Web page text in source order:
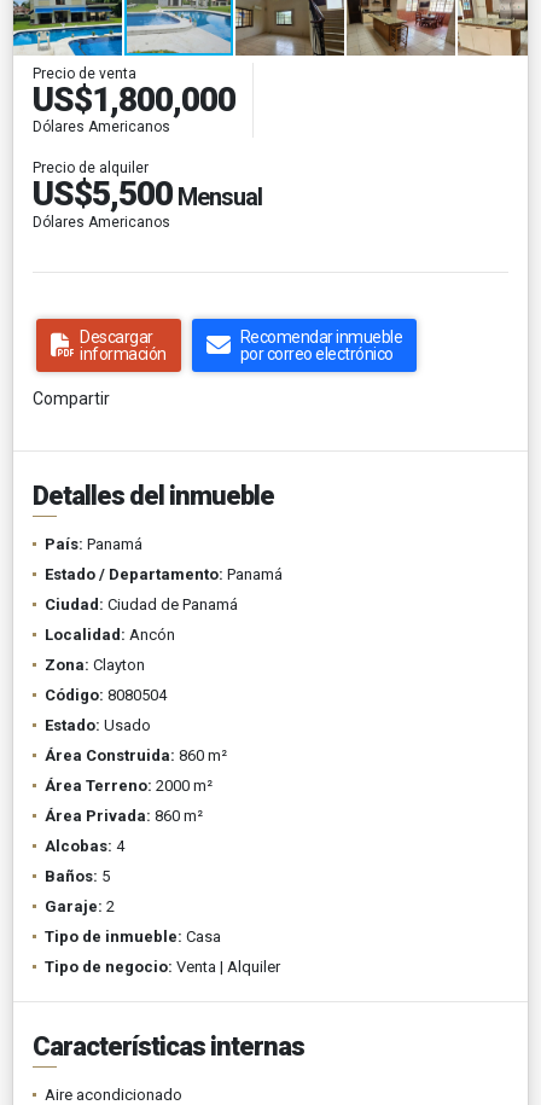
Precio de venta
US$1,800,000
Dólares Americanos
Precio de alquiler
US$5,500 Mensual
Dólares Americanos
Descargar
información
Recomendar inmueble
por correo electrónico
Compartir
Detalles del inmueble
País: Panamá
Estado / Departamento: Panamá
Ciudad: Ciudad de Panamá
Localidad: Ancón
Zona: Clayton
Código: 8080504
Estado: Usado
Área Construida: 860 m²
Área Terreno: 2000 m²
Área Privada: 860 m²
Alcobas: 4
Baños: 5
Garaje: 2
Tipo de inmueble: Casa
Tipo de negocio: Venta | Alquiler
Características internas
Aire acondicionado